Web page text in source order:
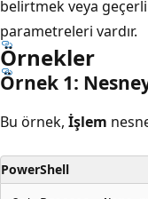
belirtmek veya
parametreleri vardır.
Örnekler
Örnek 1:
Bu örnek, İşlem
PowerShell